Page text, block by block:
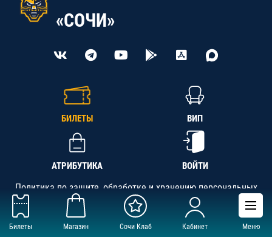
Билеты Магазин Сочи Клаб Кабинет Меню
«СОЧИ»
БИЛЕТЫ ВИП
АТРИБУТИКА ВОЙТИ
Политика по защите, обработке и хранению персональных
данных
АНО «СК «Кубань-Регион», ОГРН 1142300002349,